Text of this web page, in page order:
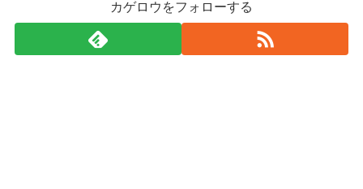
カゲロウをフォローする